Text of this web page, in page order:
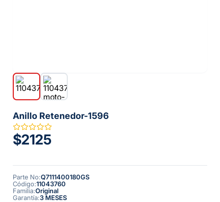
Anillo Retenedor-1596
$2125
Parte No:Q7111400180GS
Código:11043760
Familia:Original
Garantía:3 MESES